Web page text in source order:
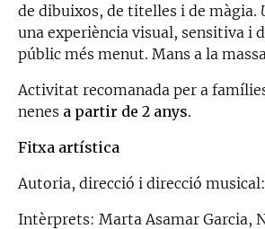
de dibuixos, de titelles i de màgia.
una experiència visual, sensitiva i
públic més menut. Mans a la
Activitat recomanada per a
nenes a partir de 2 anys.
Fitxa artística
Autoria, direcció i direcció musical:
Intèrprets: Marta Asamar Garcia,